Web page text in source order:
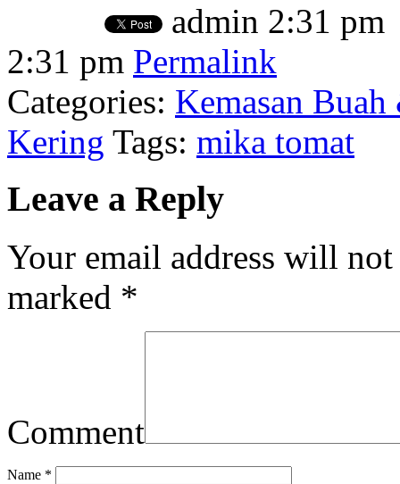
admin 2:31 pm
2:31 pm Permalink
Categories: Kemasan
Kering Tags: mika tomat
Leave a Reply
Your email address will
marked *
Comment
Name *